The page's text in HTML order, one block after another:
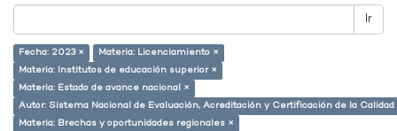
Ir
Fecha: 2023 ×
Materia: Licenciamiento ×
Materia: Institutos de educación superior ×
Materia: Estado de avance nacional ×
Autor: Sistema Nacional de Evaluación, Acreditación y Certificación de la
Materia: Brechas y oportunidades regionales ×